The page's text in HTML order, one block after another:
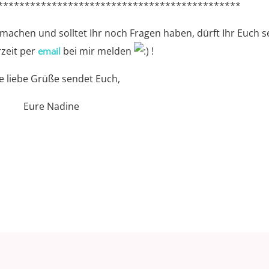
und solltet Ihr noch Fragen haben, dürft Ihr Euch
peremail bei mir melden !
liebe Grüße sendet Euch,
Eure Nadine